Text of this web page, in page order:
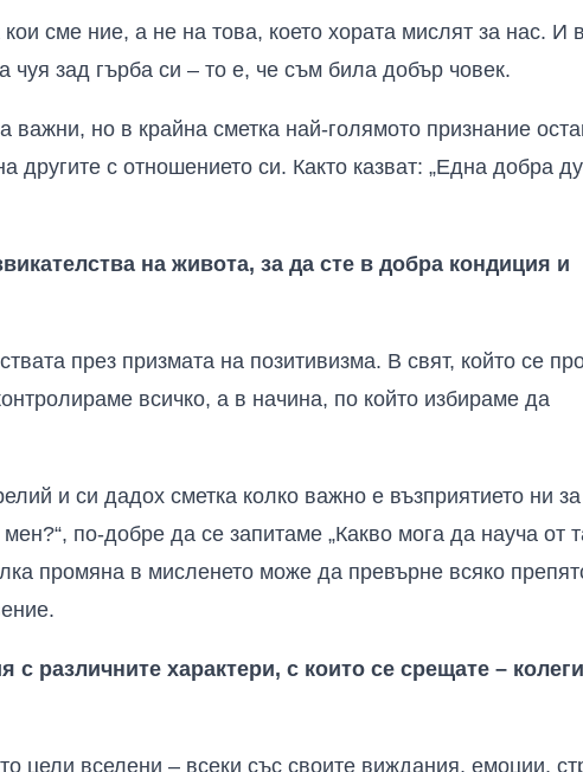
сме ние, а не на това, което хората мислят за нас. И
чуя зад гърба си – то е, че съм била добър човек.
важни, но в крайна сметка най-голямото признание
другите с отношението си. Както казват: „Една добра
на живота, за да сте в добра кондиция и
през призмата на позитивизма. В свят, който се
всичко, а в начина, по който избираме да
и си дадох сметка колко важно е възприятието ни за
по-добре да се запитаме „Какво мога да науча от
промяна в мисленето може да превърне всяко
различните характери, с които се срещате –
цели вселени – всеки със своите виждания, емоции,